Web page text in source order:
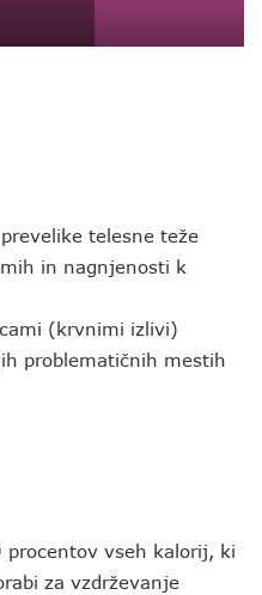
telesne teže
in nagnjenosti k
(krvnimi izlivi)
problematičnih mestih
procentov vseh kalorij, ki
za vzdrževanje